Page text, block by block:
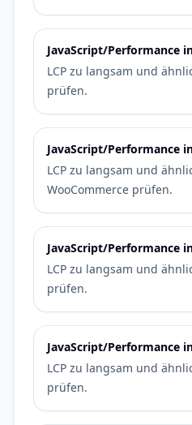
JavaScript/Performance
LCP zu langsam und
prüfen.
JavaScript/Performance
LCP zu langsam und
WooCommerce prüfen.
JavaScript/Performance
LCP zu langsam und
prüfen.
JavaScript/Performance
LCP zu langsam und
prüfen.